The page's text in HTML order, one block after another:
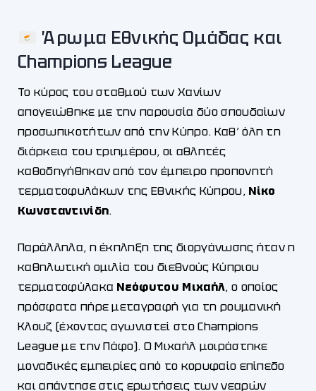
Άρωμα Εθνικής Ομάδας και
Champions League
Το κύρος του σταθμού των Χανίων
απογειώθηκε με την παρουσία δύο σπουδαίων
προσωπικοτήτων από την Κύπρο. Καθ’ όλη τη
διάρκεια του τριημέρου, οι αθλητές
καθοδηγήθηκαν από τον έμπειρο προπονητή
τερματοφυλάκων της Εθνικής Κύπρου, Νίκο
Κωνσταντινίδη.
Παράλληλα, η έκπληξη της διοργάνωσης ήταν η
καθηλωτική ομιλία του διεθνούς Κύπριου
τερματοφύλακα Νεόφυτου Μιχαήλ, ο οποίος
πρόσφατα πήρε μεταγραφή για τη ρουμανική
Κλουζ (έχοντας αγωνιστεί στο Champions
League με την Πάφο). Ο Μιχαήλ μοιράστηκε
μοναδικές εμπειρίες από το κορυφαίο επίπεδο
και απάντησε στις ερωτήσεις των νεαρών